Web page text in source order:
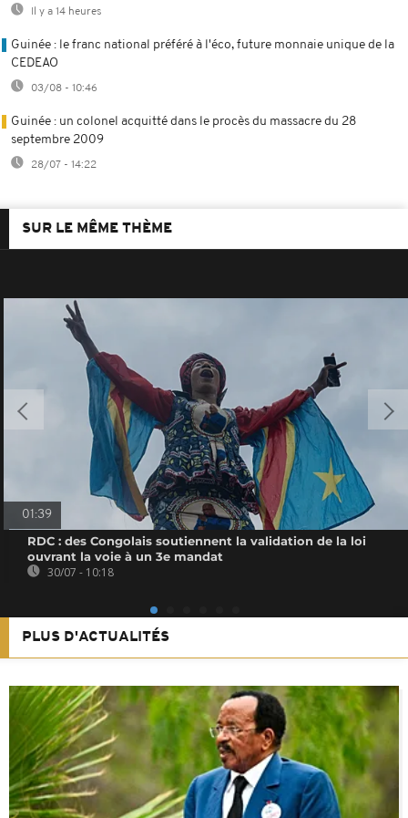
Il y a 14 heures
Guinée : le franc national préféré à l'éco, future monnaie unique de la
CEDEAO
03/08 - 10:46
Guinée : un colonel acquitté dans le procès du massacre du 28
septembre 2009
28/07 - 14:22
SUR LE MÊME THÈME
01:39
RDC : des Congolais soutiennent la validation de la loi
ouvrant la voie à un 3e mandat
30/07 - 10:18
PLUS D'ACTUALITÉS